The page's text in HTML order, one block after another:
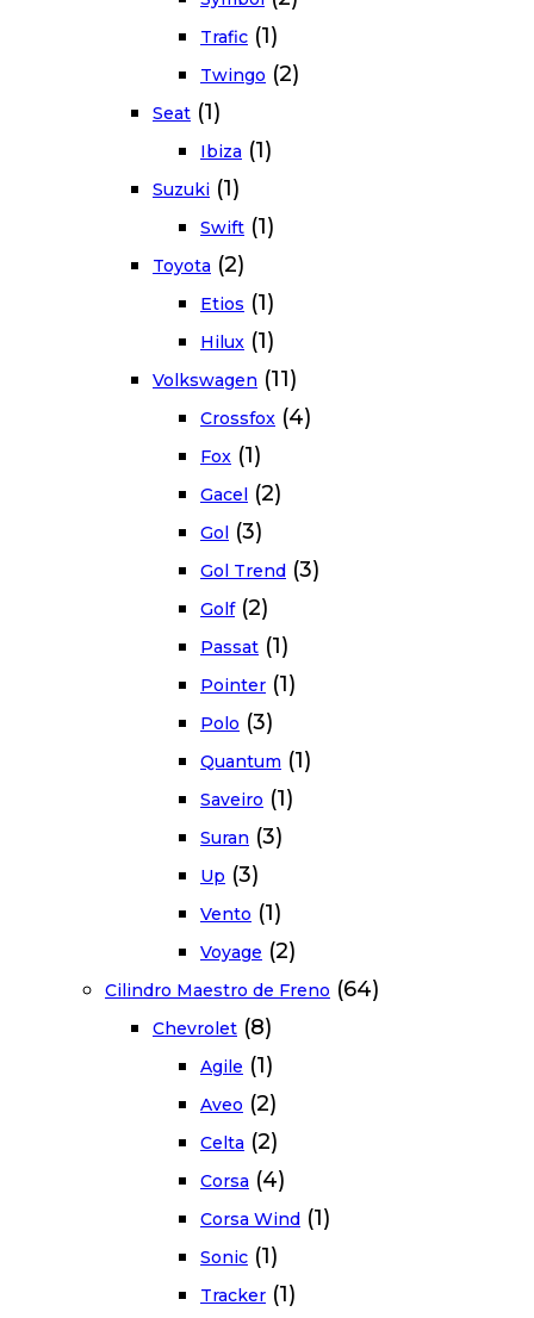
Trafic (1)
Twingo (2)
Seat (1)
Ibiza (1)
Suzuki (1)
Swift (1)
Toyota (2)
Etios (1)
Hilux (1)
Volkswagen (11)
Crossfox (4)
Fox (1)
Gacel (2)
Gol (3)
Gol Trend (3)
Golf (2)
Passat (1)
Pointer (1)
Polo (3)
Quantum (1)
Saveiro (1)
Suran (3)
Up (3)
Vento (1)
Voyage (2)
Cilindro Maestro de Freno (64)
Chevrolet (8)
Agile (1)
Aveo (2)
Celta (2)
Corsa (4)
Corsa Wind (1)
Sonic (1)
Tracker (1)